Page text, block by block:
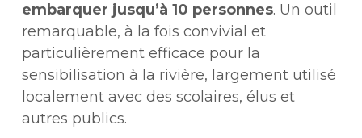
embarquer jusqu’à 10 personnes. Un outil
remarquable, à la fois convivial et
particulièrement efficace pour la
sensibilisation à la rivière, largement utilisé
localement avec des scolaires, élus et
autres publics.